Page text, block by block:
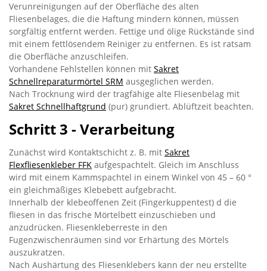
Verunreinigungen auf der Oberfläche des alten
Fliesenbelages, die die Haftung mindern können, müssen
sorgfältig entfernt werden. Fettige und ölige Rückstände sind
mit einem fettlösendem Reiniger zu entfernen. Es ist ratsam
die Oberfläche anzuschleifen.
Vorhandene Fehlstellen können mit Sakret
Schnellreparaturmörtel SRM ausgeglichen werden.
Nach Trocknung wird der tragfähige alte Fliesenbelag mit
Sakret Schnellhaftgrund (pur) grundiert. Ablüftzeit beachten.
Schritt 3 - Verarbeitung
Zunächst wird Kontaktschicht z. B. mit Sakret
Flexfliesenkleber FFK aufgespachtelt. Gleich im Anschluss
wird mit einem Kammspachtel in einem Winkel von 45 – 60 °
ein gleichmäßiges Klebebett aufgebracht.
Innerhalb der klebeoffenen Zeit (Fingerkuppentest) d die
fliesen in das frische Mörtelbett einzuschieben und
anzudrücken. Fliesenkleberreste in den
Fugenzwischenräumen sind vor Erhärtung des Mörtels
auszukratzen.
Nach Aushärtung des Fliesenklebers kann der neu erstellte